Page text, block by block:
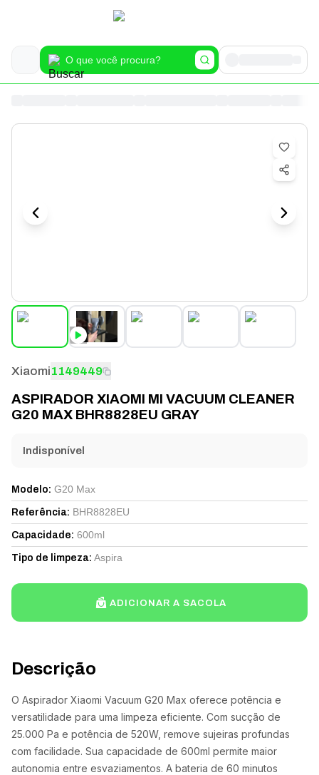
Descrição
O Aspirador Xiaomi Vacuum G20 Max oferece potência e
versatilidade para uma limpeza eficiente. Com sucção de
25.000 Pa e potência de 520W, remove sujeiras profundas
com facilidade. Sua capacidade de 600ml permite maior
autonomia entre esvaziamentos. A bateria de 60 minutos
Xiaomi1149449
ASPIRADOR XIAOMI MI VACUUM CLEANER
G20 MAX BHR8828EU GRAY
Indisponível
Modelo: G20 Max
Referência: BHR8828EU
Capacidade: 600ml
Tipo de limpeza: Aspira
ADICIONAR A SACOLA